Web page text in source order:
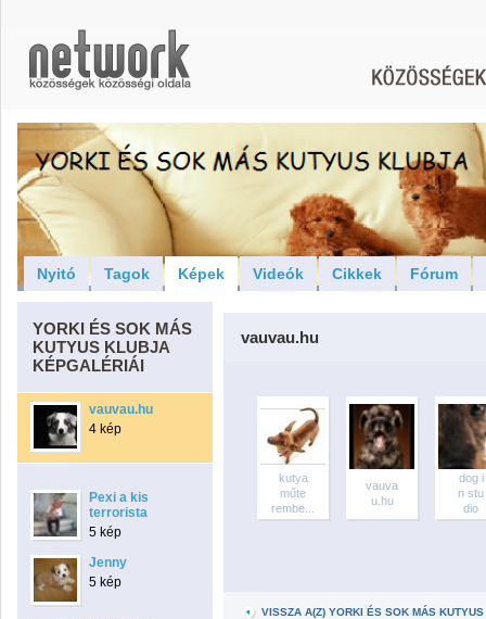
Nyitó Tagok Képek Videók Cikkek Fórum
YORKI ÉS SOK MÁS
KUTYUS KLUBJA
KÉPGALÉRIÁI
vauvau.hu
4 kép
Pexi a kis
terrorista
5 kép
Jenny
5 kép
vauvau.hu
kutya
műte
rembe...
vauva
u.hu
dog i
n stu
dio
VISSZA A(Z) YORKI ÉS SOK MÁS